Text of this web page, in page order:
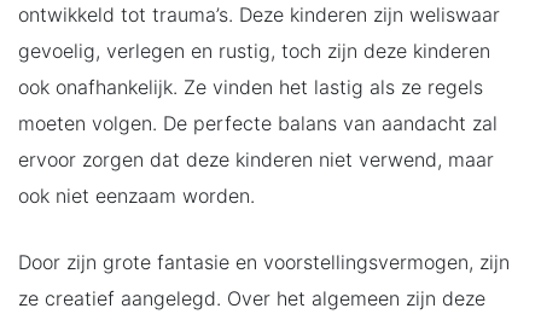
ontwikkeld tot trauma’s. Deze kinderen zijn weliswaar
gevoelig, verlegen en rustig, toch zijn deze kinderen
ook onafhankelijk. Ze vinden het lastig als ze regels
moeten volgen. De perfecte balans van aandacht zal
ervoor zorgen dat deze kinderen niet verwend, maar
ook niet eenzaam worden.
Door zijn grote fantasie en voorstellingsvermogen, zijn
ze creatief aangelegd. Over het algemeen zijn deze